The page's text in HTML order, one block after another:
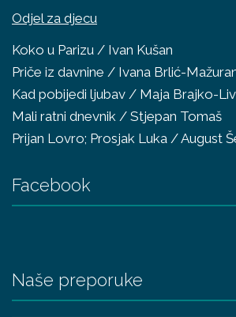
Odjel za djecu
Koko u Parizu / Ivan Kušan
Priče iz davnine / Ivana Brlić-
Kad pobijedi ljubav / Maja Brajko-
Mali ratni dnevnik / Stjepan Tomaš
Prijan Lovro; Prosjak Luka / August
Facebook
Naše preporuke